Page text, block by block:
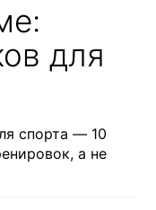
для
спорта — 10
а не